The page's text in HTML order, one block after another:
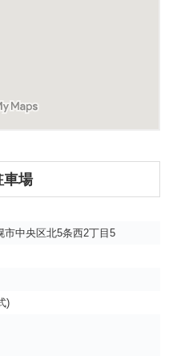
車場
中央区北5条西2丁目5
)